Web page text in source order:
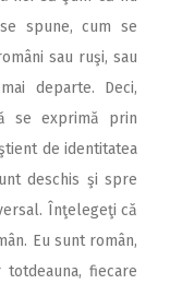
spune, cum se
sau ruşi, sau
departe. Deci,
se exprimă prin
de identitatea
deschis şi spre
Înţelegeţi că
Eu sunt român,
fiecare